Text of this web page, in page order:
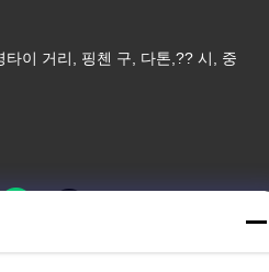
이 거리, 핑첸 구, 다톤,?? 시, 중